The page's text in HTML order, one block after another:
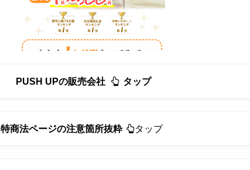
PUSH UPの販売会社 タップ
特商法ページの注意箇所抜粋 タップ